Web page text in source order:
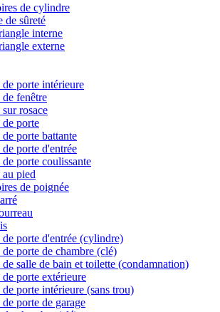
de cylindre
de sûreté
interne
externe
de porte intérieure
fenêtre
rosace
de porte
porte battante
porte d'entrée
de porte coulissante
au pied
de poignée
de porte d'entrée (cylindre)
de porte de chambre (clé)
de salle de bain et toilette (condamnation)
de porte extérieure
de porte intérieure (sans trou)
porte de garage